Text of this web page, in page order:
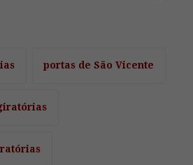
portas de São Vicente